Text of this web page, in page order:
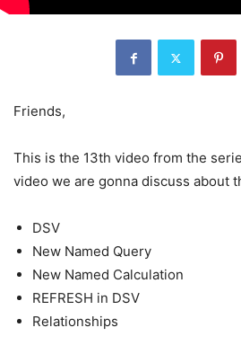
Friends,
This is the 13th video from the
video we are gonna discuss about
DSV
New Named Query
New Named Calculation
REFRESH in DSV
Relationships